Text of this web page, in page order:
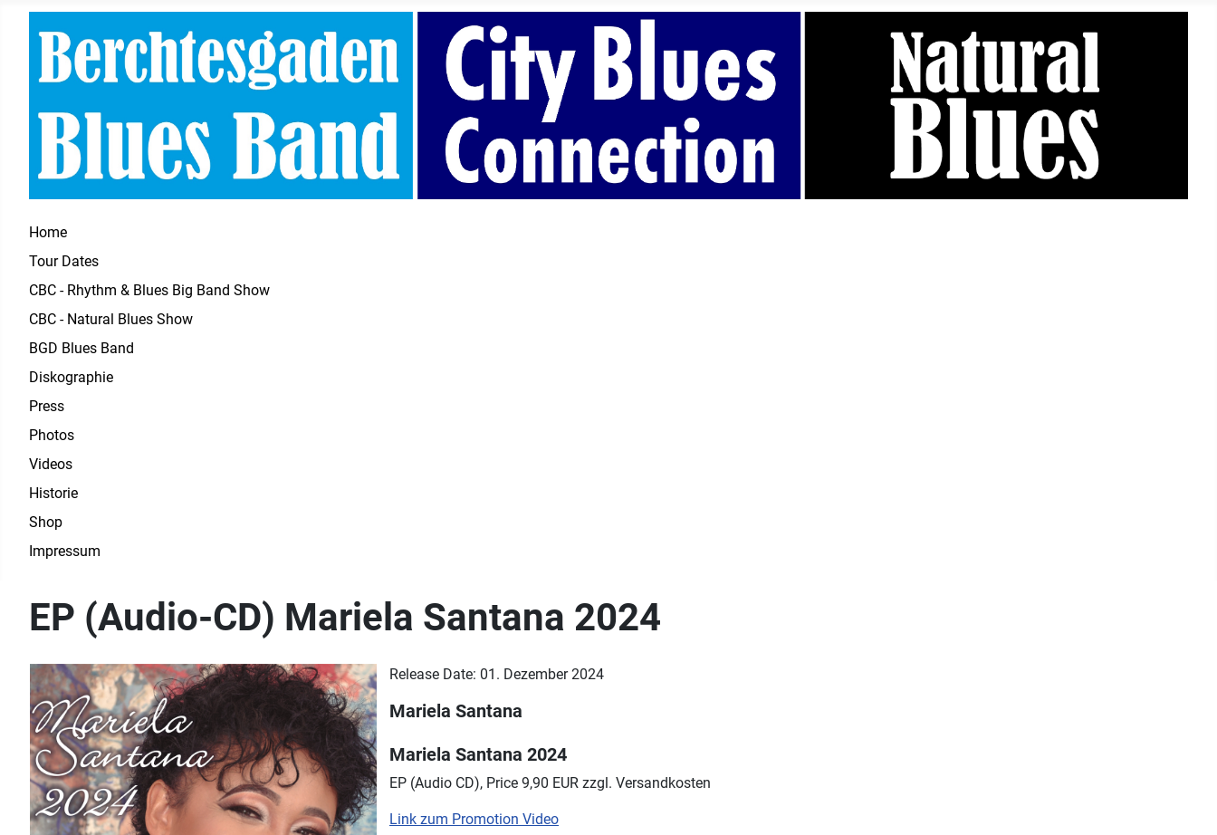
Home
Tour Dates
CBC - Rhythm & Blues Big Band Show
CBC - Natural Blues Show
BGD Blues Band
Diskographie
Press
Photos
Videos
Historie
Shop
Impressum
EP (Audio-CD) Mariela Santana 2024
Release Date: 01. Dezember 2024
Mariela Santana
Mariela Santana 2024
EP (Audio CD), Price 9,90 EUR zzgl. Versandkosten
Link zum Promotion Video